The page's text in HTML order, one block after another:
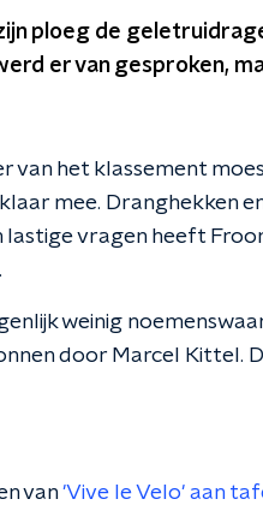
ploeg de
er van gesproken,
van het klassement
mee. Dranghekken
vragen heeft
weinig
door Marcel Kittel.
van'Vive le Velo' aan